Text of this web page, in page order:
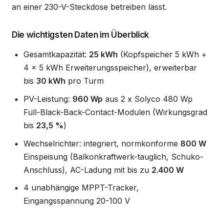
an einer 230-V-Steckdose betreiben lässt.
Die wichtigsten Daten im Überblick
Gesamtkapazität: 25 kWh (Kopfspeicher 5 kWh +
4 x 5 kWh Erweiterungsspeicher), erweiterbar
bis 30 kWh pro Turm
PV-Leistung: 960 Wp aus 2 x Solyco 480 Wp
Full-Black-Back-Contact-Modulen (Wirkungsgrad
bis 23,5 %)
Wechselrichter: integriert, normkonforme 800 W
Einspeisung (Balkonkraftwerk-tauglich, Schuko-
Anschluss), AC-Ladung mit bis zu 2.400 W
4 unabhängige MPPT-Tracker,
Eingangsspannung 20-100 V